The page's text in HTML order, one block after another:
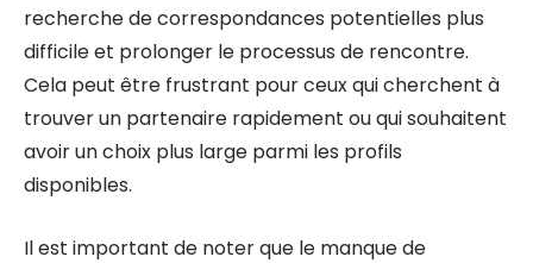
recherche de correspondances potentielles plus
difficile et prolonger le processus de rencontre.
Cela peut être frustrant pour ceux qui cherchent à
trouver un partenaire rapidement ou qui souhaitent
avoir un choix plus large parmi les profils
disponibles.
Il est important de noter que le manque de